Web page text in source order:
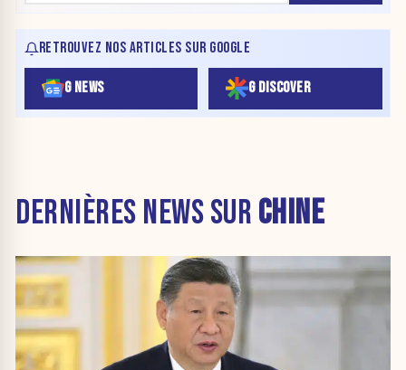
RETROUVEZ NOS ARTICLES SUR GOOGLE
G NEWS G DISCOVER
DERNIÈRES NEWS SUR CHINE